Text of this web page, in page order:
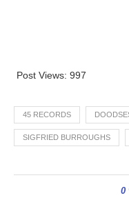
Post Views: 997
45 RECORDS
SIGFRIED BURROUGHS
0